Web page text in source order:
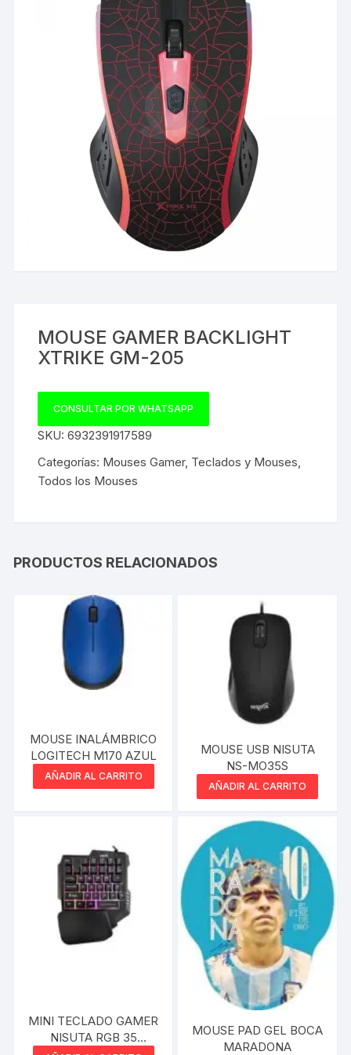
MOUSE GAMER BACKLIGHT
XTRIKE GM-205
CONSULTAR POR WHATSAPP
SKU:6932391917589
Categorías: Mouses Gamer, Teclados y Mouses
Todos los Mouses
PRODUCTOS RELACIONADOS
MOUSE INALÁMBRICO
LOGITECH M170 AZUL
AÑADIR AL CARRITO
MOUSE USB NISUTA
NS-MO35S
AÑADIR AL CARRITO
MINI TECLADO GAMER
NISUTA RGB 35
MOUSE PAD GEL BOCA
MARADONA